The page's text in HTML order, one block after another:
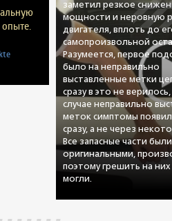
опыте.
заметил резкое
мощности и неровную
двигателя, вплоть до
самопроизвольной
Разумеется, первое
было на неправильно
выставленные метки
сразу в это не верилось,
случае неправильно
меток симптомы
сразу, а не через
Все запасные части
оригинальными,
поэтому грешить на
могли.